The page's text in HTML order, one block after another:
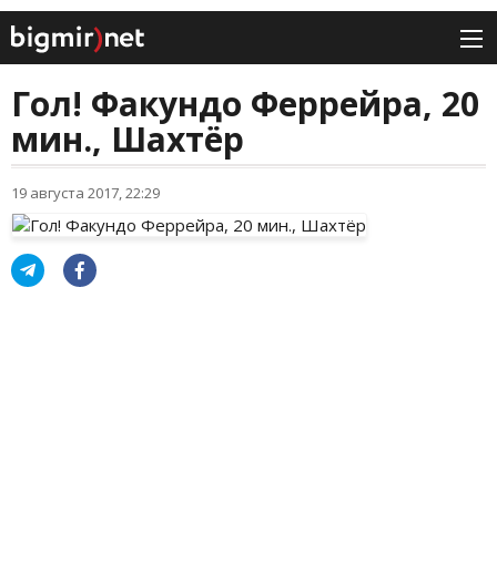
Гол! Факундо Феррейра, 20
мин., Шахтёр
19 августа 2017, 22:29